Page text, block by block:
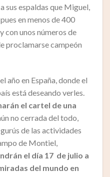
sus espaldas que Miguel,
en menos de 400
con unos números de
proclamarse campeón
año en España, donde el
está deseando verles.
el cartel de una
no cerrada del todo,
de las actividades
de Montiel,
el día 17 de julio a
del mundo en